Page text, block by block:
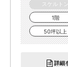
スケルトン
1階
50坪以上
詳細